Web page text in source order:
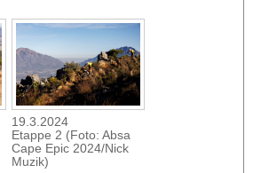
19.3.2024
Etappe 2 (Foto: Absa
Cape Epic 2024/Nick
Muzik)